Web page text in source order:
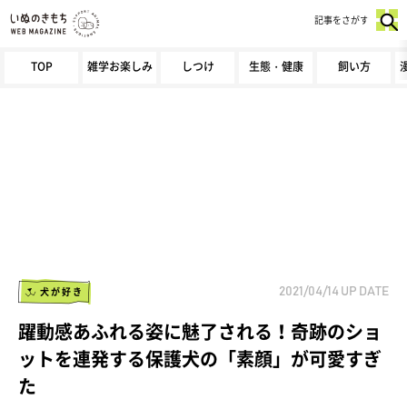
TOP 雑学お楽しみ しつけ 生態・健康 飼い方
記事をさがす
犬が好き 2021/04/14 UP DATE
躍動感あふれる姿に魅了される！奇跡のショ
ットを連発する保護犬の「素顔」が可愛すぎ
た